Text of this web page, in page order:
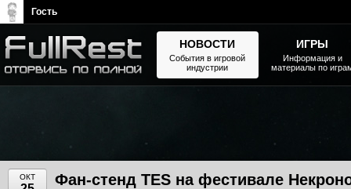
ОКТ Фан-стенд TES на фестивале
НОВОСТИ
События в игровой
индустрии
ИГРЫ
Информация и
материалы по
Гость